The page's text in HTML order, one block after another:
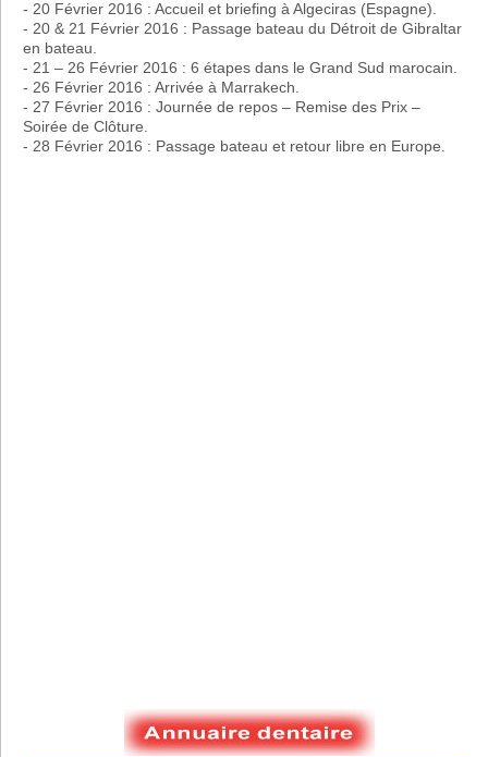
- 20 Février 2016 : Accueil et briefing à Algeciras (Espagne).
- 20 & 21 Février 2016 : Passage bateau du Détroit de Gibraltar
en bateau.
- 21 – 26 Février 2016 : 6 étapes dans le Grand Sud marocain.
- 26 Février 2016 : Arrivée à Marrakech.
- 27 Février 2016 : Journée de repos – Remise des Prix –
Soirée de Clôture.
- 28 Février 2016 : Passage bateau et retour libre en Europe.